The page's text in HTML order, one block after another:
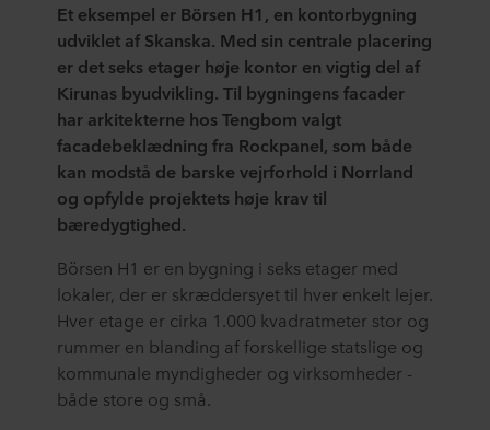
Et eksempel er Börsen H1, en kontorbygning
udviklet af Skanska. Med sin centrale placering
er det seks etager høje kontor en vigtig del af
Kirunas byudvikling. Til bygningens facader
har arkitekterne hos Tengbom valgt
facadebeklædning fra Rockpanel, som både
kan modstå de barske vejrforhold i Norrland
og opfylde projektets høje krav til
bæredygtighed.
Börsen H1 er en bygning i seks etager med
lokaler, der er skræddersyet til hver enkelt lejer.
Hver etage er cirka 1.000 kvadratmeter stor og
rummer en blanding af forskellige statslige og
kommunale myndigheder og virksomheder -
både store og små.